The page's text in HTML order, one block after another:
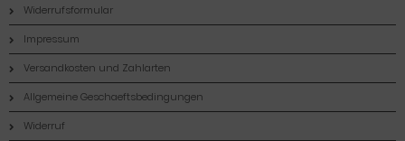
Widerrufsformular
Impressum
Versandkosten und Zahlarten
Allgemeine Geschaeftsbedingungen
Widerruf